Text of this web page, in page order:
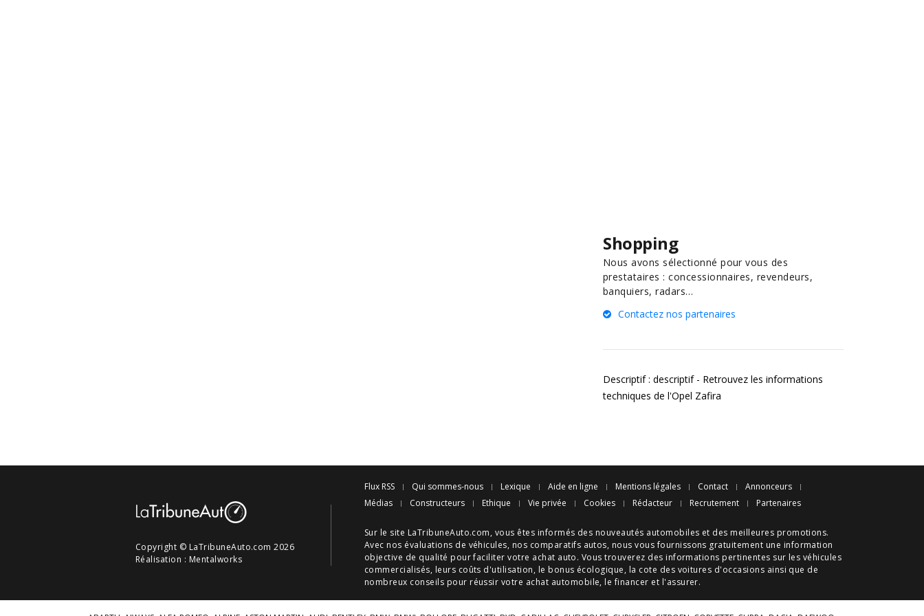
Shopping
Nous avons sélectionné pour vous des
prestataires : concessionnaires, revendeurs,
banquiers, radars…
Contactez nos partenaires
Descriptif : descriptif - Retrouvez les informations
techniques de l'Opel Zafira
Copyright © LaTribuneAuto.com 2026
Réalisation : Mentalworks
Flux RSS Qui sommes-nous Lexique Aide en ligne Mentions légales Contact
Annonceurs
Médias
Constructeurs Ethique Vie privée Cookies Rédacteur Recrutement Partenaires
Sur le site LaTribuneAuto.com, vous êtes informés des nouveautés automobiles et des meilleures promotions.
Avec nos évaluations de véhicules, nos comparatifs autos, nous vous fournissons gratuitement une information
objective de qualité pour faciliter votre achat auto. Vous trouverez des informations pertinentes sur les véhicules
commercialisés, leurs coûts d'utilisation, le bonus écologique, la cote des voitures d'occasions ainsi que de
nombreux conseils pour réussir votre achat automobile, le financer et l'assurer.